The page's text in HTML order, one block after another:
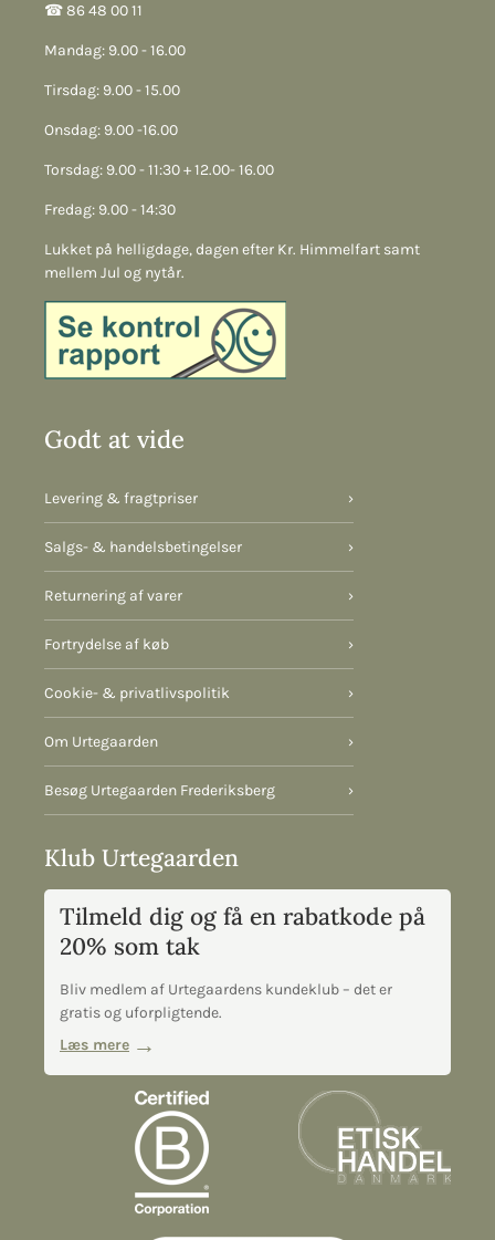
☎︎ 86 48 00 11
Mandag: 9.00 - 16.00
Tirsdag: 9.00 - 15.00
Onsdag: 9.00 -16.00
Torsdag: 9.00 - 11:30 + 12.00- 16.00
Fredag: 9.00 - 14:30
Lukket på helligdage, dagen efter Kr. Himmelfart samt
mellem Jul og nytår.
Godt at vide
Levering & fragtpriser ›
Salgs- & handelsbetingelser ›
Returnering af varer ›
Fortrydelse af køb ›
Cookie- & privatlivspolitik ›
Om Urtegaarden ›
Besøg Urtegaarden Frederiksberg ›
Klub Urtegaarden
Tilmeld dig og få en rabatkode på
20% som tak
Bliv medlem af Urtegaardens kundeklub – det er
gratis og uforpligtende.
Læs mere